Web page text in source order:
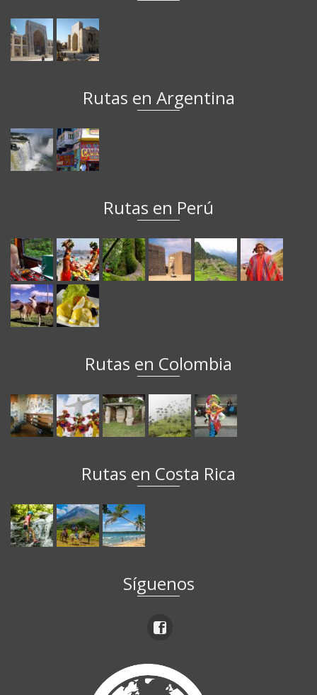
Rutas en Argentina
Rutas en Perú
Rutas en Colombia
Rutas en Costa Rica
Síguenos